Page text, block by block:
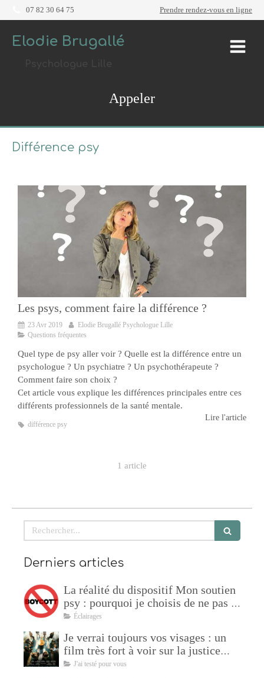
07 82 30 64 75 Prendre rendez-vous en ligne
Elodie Brugallé
Appeler
Différence psy
Les psys, comment faire la différence ?
23 Avr 2019
Elodie Brugallé Psychologue Lille
Questions fréquentes
Quel type de psy aller voir ? Quelle est la différence entre un
psychologue ? Un psychiatre ? Un psychothérapeute ?
Comment faire son choix ?
Cet article vous explique les différences principales entre ces
différents professionnels de la santé mentale.
Lire l'article
différence psy
1 article
Rechercher
Derniers articles
La réalité du dispositif Mon soutien
psy : pourquoi je choisis de ne pas y
adhérer !
Éclairages
Je verrai toujours vos visages : un
film très fort à voir sur la justice
restaurative
J'ai testé pour vous